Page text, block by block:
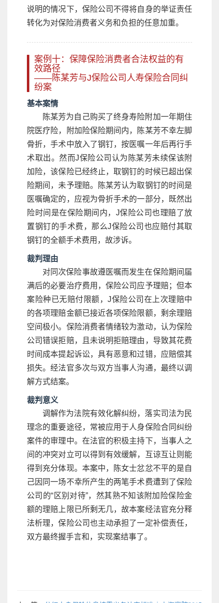
说明的情况下，保险公司不得将自身的举证责任
转化为对保险消费者义务和负担的任意加重。
案例十：保障保险消费者合法权益的有
效路径
——陈某芳与J保险公司人寿保险合同纠
纷案
基本案情
陈某芳为自己购买了终身寿险附加一年期住
院医疗险，附加险保险期间内，陈某芳不幸左脚
骨折，手术中放入了钢钉，按医嘱一年后再行手
术取出。然而J保险公司认为陈某芳未续保该附
加险，该保险已经终止，取钢钉的时候已超出保
险期间，未予理赔。陈某芳认为取钢钉的时间是
医嘱确定的，应视为骨折手术的一部分，既然出
险时间是在保险期间内，J保险公司也理赔了放
置钢钉的手术费，那么J保险公司也应赔付其取
钢钉的全额手术费用，故涉诉。
裁判理由
对同次保险事故遵医嘱而发生在保险期间届
满后的必要治疗费用，保险公司应予理赔；但本
案险种已无赔付限额，J保险公司在上次理赔中
的各项理赔金额已接近各项保险限额，剩余理赔
空间极小。保险消费者情绪较为激动，认为保险
公司错误拒赔，且未说明拒赔理由，导致其花费
时间成本提起诉讼，具有恶意和过错，应赔偿其
损失。经法官多次与双方当事人沟通，最终以调
解方式结案。
裁判意义
调解作为法院有效化解纠纷，落实司法为民
理念的重要途径，常被应用于人身保险合同纠纷
案件的审理中。在法官的积极主持下，当事人之
间的冲突对立可以得到有效缓解，互谅互让则能
得到充分体现。本案中，陈女士忿忿不平的是自
己因同一场不幸所产生的两笔手术费遭到了保险
公司的“区别对待”，然其熟不知该附加险保险金
额的理赔上限已所剩无几，故本案经法官充分释
法析理，保险公司也主动承担了一定补偿责任，
双方最终握手言和，实现案结事了。